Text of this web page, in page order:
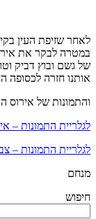
לאחר שזיפת העין
במטרה לבקר את
של גשם ובוץ דביק
אותנו חזרה לכסופה
והתמונות של אירוס
לגלריית התמונות –
לגלריית התמונות –
מנחם
חיפוש